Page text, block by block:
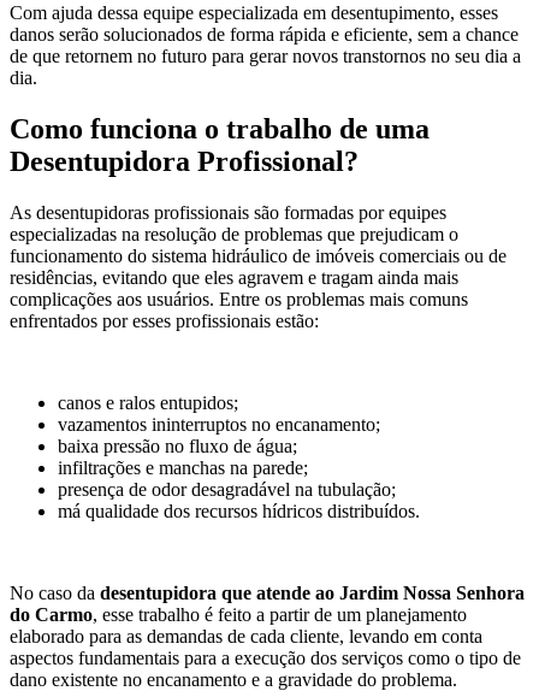
Com ajuda dessa equipe especializada em desentupimento, esses
danos serão solucionados de forma rápida e eficiente, sem a chance
de que retornem no futuro para gerar novos transtornos no seu dia a
dia.
Como funciona o trabalho de uma
Desentupidora Profissional?
As desentupidoras profissionais são formadas por equipes
especializadas na resolução de problemas que prejudicam o
funcionamento do sistema hidráulico de imóveis comerciais ou de
residências, evitando que eles agravem e tragam ainda mais
complicações aos usuários. Entre os problemas mais comuns
enfrentados por esses profissionais estão:
canos e ralos entupidos;
vazamentos ininterruptos no encanamento;
baixa pressão no fluxo de água;
infiltrações e manchas na parede;
presença de odor desagradável na tubulação;
má qualidade dos recursos hídricos distribuídos.
No caso da desentupidora que atende ao Jardim Nossa Senhora
do Carmo, esse trabalho é feito a partir de um planejamento
elaborado para as demandas de cada cliente, levando em conta
aspectos fundamentais para a execução dos serviços como o tipo de
dano existente no encanamento e a gravidade do problema.